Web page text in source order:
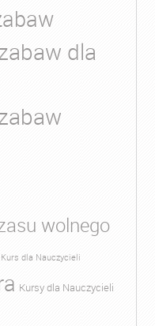
dla
wolnego
Kurs dla Nauczycieli
Kursy dla Nauczycieli